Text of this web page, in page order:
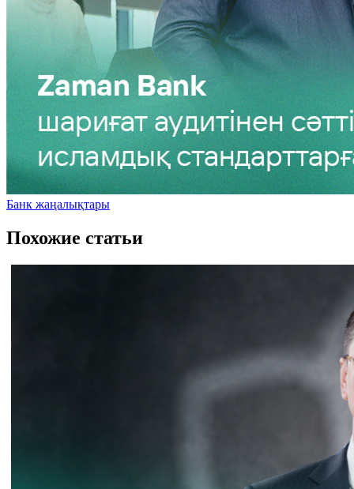
Банк жаңалықтары
Похожие статьи